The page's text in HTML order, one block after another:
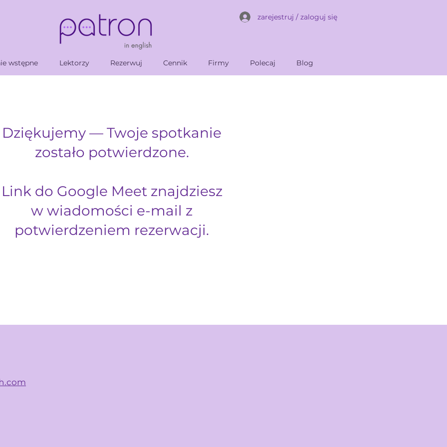
zarejestruj / zaloguj się
wstępne Lektorzy Rezerwuj Cennik Firmy Polecaj Blog
Dziękujemy — Twoje spotkanie
zostało potwierdzone.
Link do Google Meet znajdziesz
w wiadomości e-mail z
potwierdzeniem rezerwacji.